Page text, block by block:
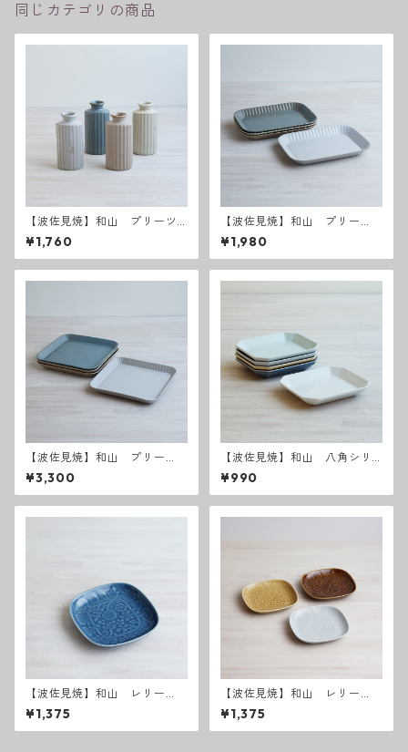
同じカテゴリの商品
【波佐見焼】和山 プリーツ
花瓶
¥1,760
【波佐見焼】和山 プリー
ツ 長皿
¥1,980
【波佐見焼】和山 プリー
ツ プレート大
¥3,300
【波佐見焼】和山 八角シリ
ーズ プレートM
¥990
【波佐見焼】和山 レリー
フ・フラワーパレード取皿
うす瑠璃
¥1,375
【波佐見焼】和山 レリー
フ・フラワーパレード 取皿
¥1,375